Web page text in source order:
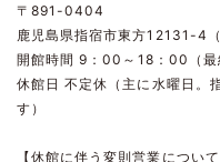
〒891-0404
鹿児島県指宿市東方12131-4（
開館時間 9：00～18：00（最
休館日 不定休（主に水曜日。
す）
【休館に伴う変則営業について